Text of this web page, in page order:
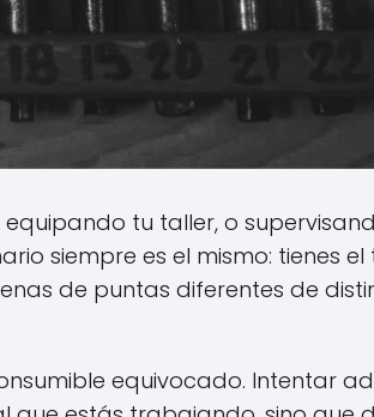
tu taller, o
siempre es el mismo: tienes
de puntas diferentes de
equivocado. Intentar